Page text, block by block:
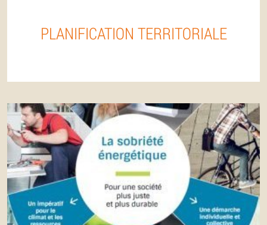
PLANIFICATION TERRITORIALE